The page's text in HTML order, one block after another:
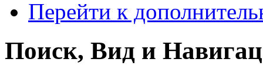
Перейти к
Поиск, Вид и